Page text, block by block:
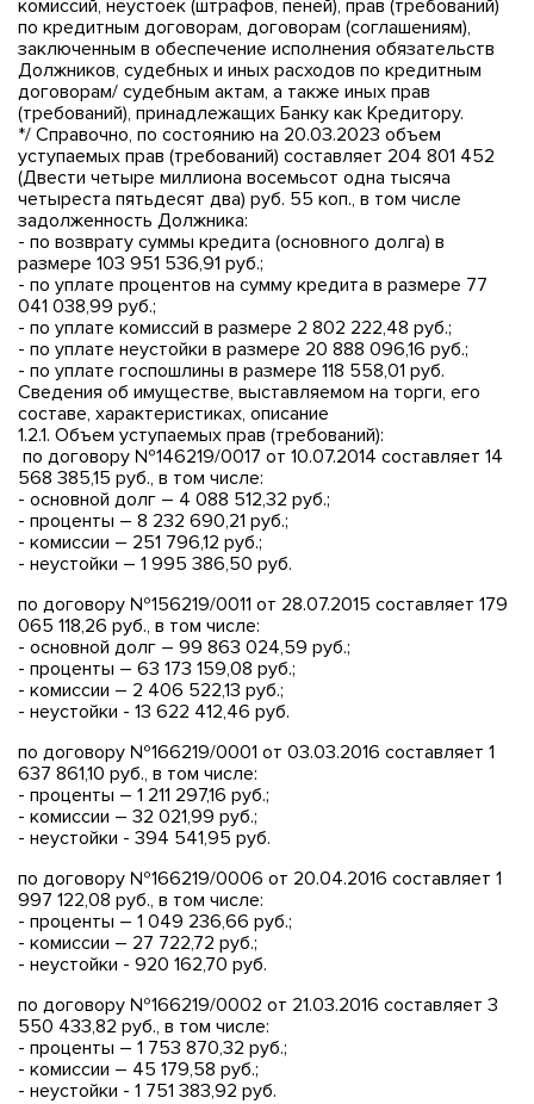
комиссий, неустоек (штрафов, пеней), прав (требований)
по кредитным договорам, договорам (соглашениям),
заключенным в обеспечение исполнения обязательств
Должников, судебных и иных расходов по кредитным
договорам/ судебным актам, а также иных прав
(требований), принадлежащих Банку как Кредитору.
*/ Справочно, по состоянию на 20.03.2023 объем
уступаемых прав (требований) составляет 204 801 452
(Двести четыре миллиона восемьсот одна тысяча
четыреста пятьдесят два) руб. 55 коп., в том числе
задолженность Должника:
- по возврату суммы кредита (основного долга) в
размере 103 951 536,91 руб.;
- по уплате процентов на сумму кредита в размере 77
041 038,99 руб.;
- по уплате комиссий в размере 2 802 222,48 руб.;
- по уплате неустойки в размере 20 888 096,16 руб.;
- по уплате госпошлины в размере 118 558,01 руб.
Сведения об имуществе, выставляемом на торги, его
составе, характеристиках, описание
1.2.1. Объем уступаемых прав (требований):
по договору №146219/0017 от 10.07.2014 составляет 14
568 385,15 руб., в том числе:
- основной долг – 4 088 512,32 руб.;
- проценты – 8 232 690,21 руб.;
- комиссии – 251 796,12 руб.;
- неустойки – 1 995 386,50 руб.
по договору №156219/0011 от 28.07.2015 составляет 179
065 118,26 руб., в том числе:
- основной долг – 99 863 024,59 руб.;
- проценты – 63 173 159,08 руб.;
- комиссии – 2 406 522,13 руб.;
- неустойки - 13 622 412,46 руб.
по договору №166219/0001 от 03.03.2016 составляет 1
637 861,10 руб., в том числе:
- проценты – 1 211 297,16 руб.;
- комиссии – 32 021,99 руб.;
- неустойки - 394 541,95 руб.
по договору №166219/0006 от 20.04.2016 составляет 1
997 122,08 руб., в том числе:
- проценты – 1 049 236,66 руб.;
- комиссии – 27 722,72 руб.;
- неустойки - 920 162,70 руб.
по договору №166219/0002 от 21.03.2016 составляет 3
550 433,82 руб., в том числе:
- проценты – 1 753 870,32 руб.;
- комиссии – 45 179,58 руб.;
- неустойки - 1 751 383,92 руб.